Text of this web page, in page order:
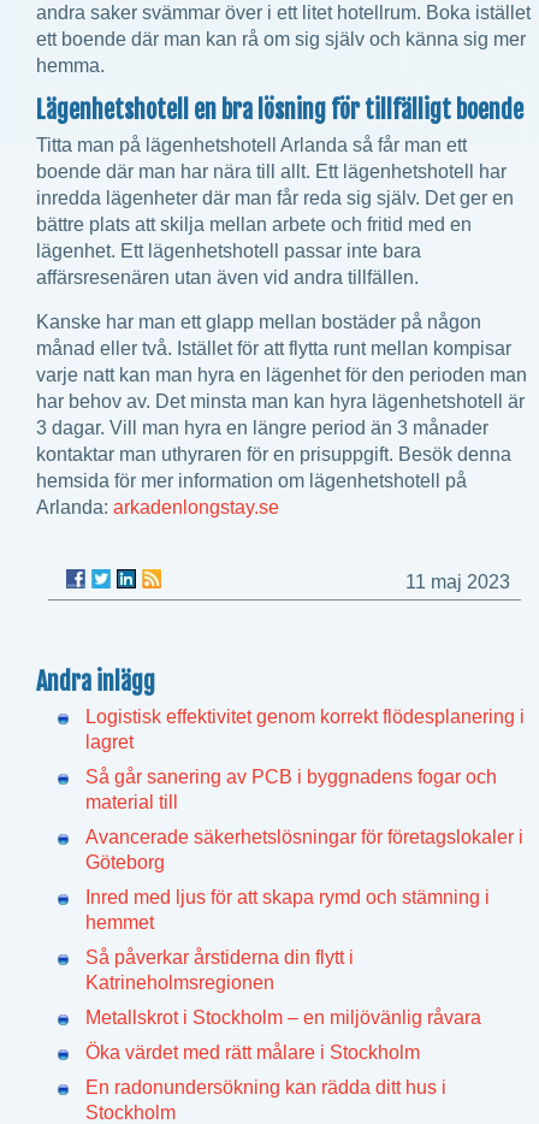
andra saker svämmar över i ett litet hotellrum. Boka istället
ett boende där man kan rå om sig själv och känna sig mer
hemma.
Lägenhetshotell en bra lösning för tillfälligt boende
Titta man på lägenhetshotell Arlanda så får man ett
boende där man har nära till allt. Ett lägenhetshotell har
inredda lägenheter där man får reda sig själv. Det ger en
bättre plats att skilja mellan arbete och fritid med en
lägenhet. Ett lägenhetshotell passar inte bara
affärsresenären utan även vid andra tillfällen.
Kanske har man ett glapp mellan bostäder på någon
månad eller två. Istället för att flytta runt mellan kompisar
varje natt kan man hyra en lägenhet för den perioden man
har behov av. Det minsta man kan hyra lägenhetshotell är
3 dagar. Vill man hyra en längre period än 3 månader
kontaktar man uthyraren för en prisuppgift. Besök denna
hemsida för mer information om lägenhetshotell på
Arlanda: arkadenlongstay.se
11 maj 2023
Andra inlägg
Logistisk effektivitet genom korrekt flödesplanering i
lagret
Så går sanering av PCB i byggnadens fogar och
material till
Avancerade säkerhetslösningar för företagslokaler i
Göteborg
Inred med ljus för att skapa rymd och stämning i
hemmet
Så påverkar årstiderna din flytt i
Katrineholmsregionen
Metallskrot i Stockholm – en miljövänlig råvara
Öka värdet med rätt målare i Stockholm
En radonundersökning kan rädda ditt hus i
Stockholm